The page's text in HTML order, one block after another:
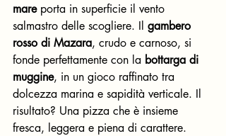
mare porta in superficie il vento
salmastro delle scogliere. Il gambero
rosso di Mazara, crudo e carnoso, si
fonde perfettamente con la bottarga di
muggine, in un gioco raffinato tra
dolcezza marina e sapidità verticale. Il
risultato? Una pizza che è insieme
fresca, leggera e piena di carattere.